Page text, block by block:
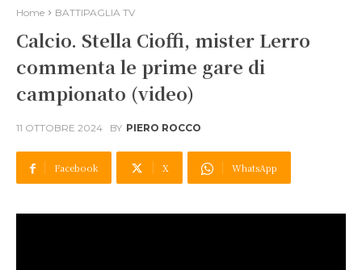
Home BATTIPAGLIA TV
Calcio. Stella Cioffi, mister Lerro
commenta le prime gare di
campionato (video)
11 OTTOBRE 2024 BY PIERO ROCCO
Facebook X WhatsApp